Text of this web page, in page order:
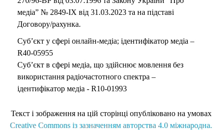
медіа” № 2849-IX від 31.03.2023 та на підставі
Договору/рахунка.
Суб’єкт у сфері онлайн-медіа; ідентифікатор медіа –
R40-05955
Суб’єкт в сфері медіа, що здійснює мовлення без
використання радіочастотного спектра –
ідентифікатор медіа - R10-01993
Текст і зображення на цій сторінці опубліковано на умовах
Creative Commons із зазначенням авторства 4.0 міжнародна.